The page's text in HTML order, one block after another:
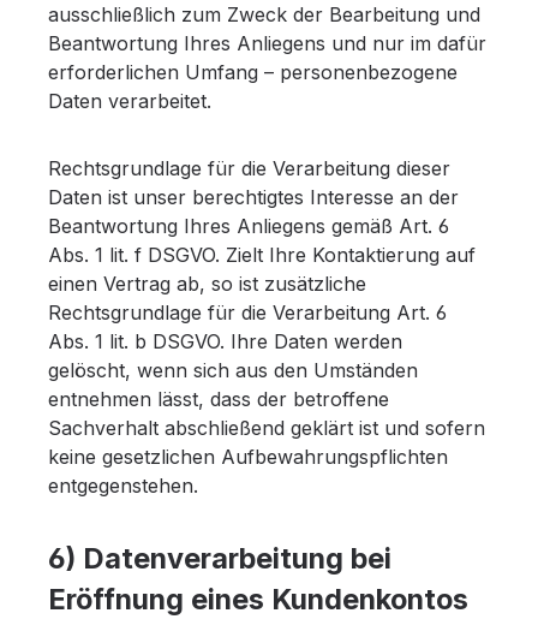
ausschließlich zum Zweck der Bearbeitung und
Beantwortung Ihres Anliegens und nur im dafür
erforderlichen Umfang – personenbezogene
Daten verarbeitet.
Rechtsgrundlage für die Verarbeitung dieser
Daten ist unser berechtigtes Interesse an der
Beantwortung Ihres Anliegens gemäß Art. 6
Abs. 1 lit. f DSGVO. Zielt Ihre Kontaktierung auf
einen Vertrag ab, so ist zusätzliche
Rechtsgrundlage für die Verarbeitung Art. 6
Abs. 1 lit. b DSGVO. Ihre Daten werden
gelöscht, wenn sich aus den Umständen
entnehmen lässt, dass der betroffene
Sachverhalt abschließend geklärt ist und sofern
keine gesetzlichen Aufbewahrungspflichten
entgegenstehen.
6) Datenverarbeitung bei
Eröffnung eines Kundenkontos